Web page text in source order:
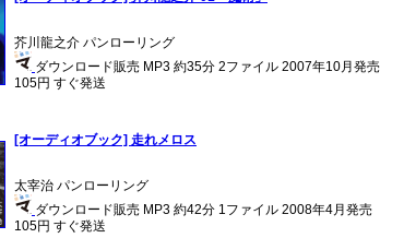
芥川龍之介 パンローリング
ダウンロード販売 MP3 約35分 2ファイル 2007年10月発売
105円 すぐ発送
[オーディオブック] 走れメロス
太宰治 パンローリング
ダウンロード販売 MP3 約42分 1ファイル 2008年4月発売
105円 すぐ発送